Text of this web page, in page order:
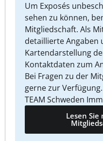
Um Exposés
sehen zu können,
Mitgliedschaft. Als
detaillierte Angaben
Kartendarstellung
Kontaktdaten zum
Bei Fragen zu der
gerne zur Verfügung.
TEAM Schweden
Lesen